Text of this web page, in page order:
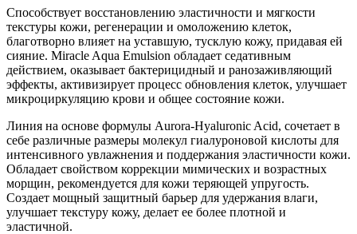
Способствует восстановлению эластичности и мягкости
текстуры кожи, регенерации и омоложению клеток,
благотворно влияет на уставшую, тусклую кожу, придавая ей
сияние. Miracle Aqua Emulsion обладает седативным
действием, оказывает бактерицидный и ранозаживляющий
эффекты, активизирует процесс обновления клеток, улучшает
микроциркуляцию крови и общее состояние кожи.
Линия на основе формулы Aurora-Hyaluronic Acid, сочетает в
себе различные размеры молекул гиалуроновой кислоты для
интенсивного увлажнения и поддержания эластичности кожи.
Обладает свойством коррекции мимических и возрастных
морщин, рекомендуется для кожи теряющей упругость.
Создает мощный защитный барьер для удержания влаги,
улучшает текстуру кожу, делает ее более плотной и
эластичной.